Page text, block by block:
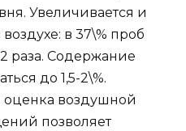
Увеличивается и
в 37\% проб
раза. Содержание
до 1,5-2\%.
оценка воздушной
позволяет